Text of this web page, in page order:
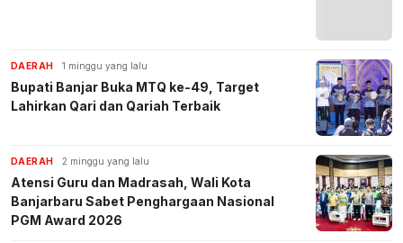
DAERAH 1 minggu yang lalu
Bupati Banjar Buka MTQ ke-49, Target
Lahirkan Qari dan Qariah Terbaik
DAERAH 2 minggu yang lalu
Atensi Guru dan Madrasah, Wali Kota
Banjarbaru Sabet Penghargaan Nasional
PGM Award 2026